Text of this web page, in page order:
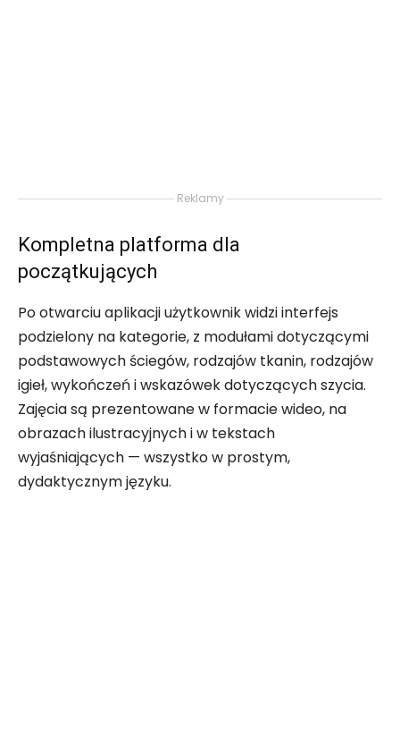
Reklamy
Kompletna platforma dla
początkujących
Po otwarciu aplikacji użytkownik widzi interfejs
podzielony na kategorie, z modułami dotyczącymi
podstawowych ściegów, rodzajów tkanin, rodzajów
igieł, wykończeń i wskazówek dotyczących szycia.
Zajęcia są prezentowane w formacie wideo, na
obrazach ilustracyjnych i w tekstach
wyjaśniających — wszystko w prostym,
dydaktycznym języku.